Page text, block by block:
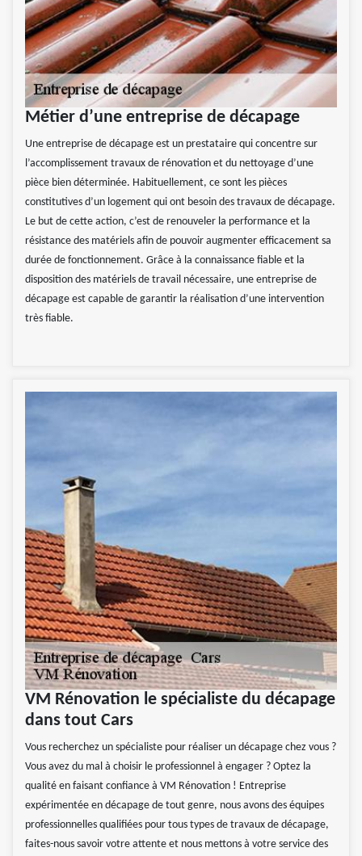
Métier d’une entreprise de décapage
Une entreprise de décapage est un prestataire qui concentre sur
l’accomplissement travaux de rénovation et du nettoyage d’une
pièce bien déterminée. Habituellement, ce sont les pièces
constitutives d’un logement qui ont besoin des travaux de décapage.
Le but de cette action, c’est de renouveler la performance et la
résistance des matériels afin de pouvoir augmenter efficacement sa
durée de fonctionnement. Grâce à la connaissance fiable et la
disposition des matériels de travail nécessaire, une entreprise de
décapage est capable de garantir la réalisation d’une intervention
très fiable.
VM Rénovation le spécialiste du décapage
dans tout Cars
Vous recherchez un spécialiste pour réaliser un décapage chez vous ?
Vous avez du mal à choisir le professionnel à engager ? Optez la
qualité en faisant confiance à VM Rénovation ! Entreprise
expérimentée en décapage de tout genre, nous avons des équipes
professionnelles qualifiées pour tous types de travaux de décapage,
faites-nous savoir votre attente et nous mettons à votre service des